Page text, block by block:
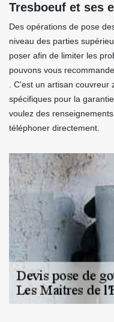
Tresboeuf et ses
Des opérations de pose
niveau des parties
poser afin de limiter les
pouvons vous
. C'est un artisan
spécifiques pour la
voulez des
téléphoner directement.